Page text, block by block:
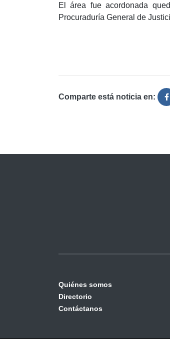
El área fue acordonada
Procuraduría General de
Comparte está noticia en:
Quiénes somos
Directorio
Contáctanos